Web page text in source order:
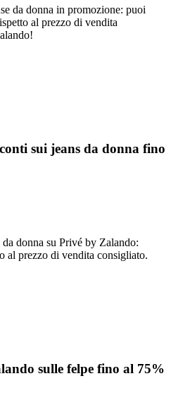
da donna in promozione: puoi
al prezzo di vendita
sui jeans da donna fino
donna su Privé by Zalando:
al prezzo di vendita consigliato.
sulle felpe fino al 75%